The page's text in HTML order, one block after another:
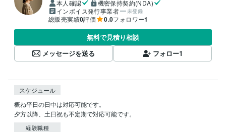
本人確認
機密保持契約(NDA)
インボイス発行事業者
未登録
総販売実績0評価 0.0フォロワー1
無料で見積り相談
メッセージを送る
フォロー1
スケジュール
概ね平日の日中は対応可能です。
夕方以降、土日祝も不定期で対応可能です。
経験職種